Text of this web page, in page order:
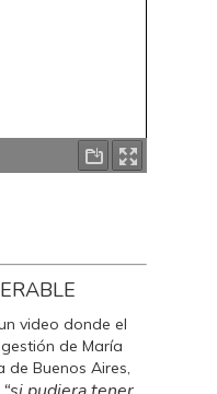
video donde el
de María
de Buenos Aires,